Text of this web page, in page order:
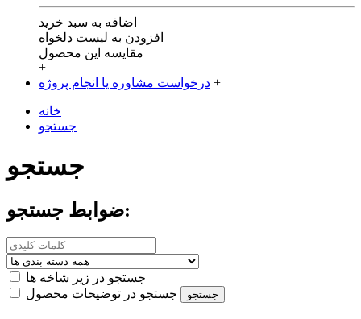
اضافه به سبد خرید
افزودن به لیست دلخواه
مقایسه این محصول
+
درخواست مشاوره یا انجام پروژه +
خانه
جستجو
جستجو
ضوابط جستجو:
جستجو در زیر شاخه ها
جستجو در توضیحات محصول